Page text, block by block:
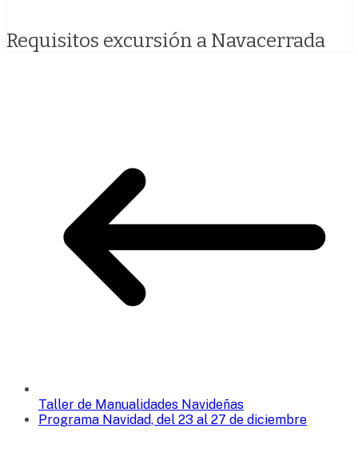
Requisitos excursión a Navacerrada
Taller de Manualidades Navideñas
Programa Navidad, del 23 al 27 de diciembre